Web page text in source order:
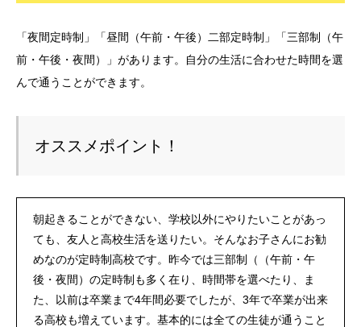
「夜間定時制」「昼間（午前・午後）二部定時制」「三部制（午
前・午後・夜間）」があります。自分の生活に合わせた時間を選
んで通うことができます。
オススメポイント！
朝起きることができない、学校以外にやりたいことがあっ
ても、友人と高校生活を送りたい。そんなお子さんにお勧
めなのが定時制高校です。昨今では三部制（（午前・午
後・夜間）の定時制も多く在り、時間帯を選べたり、ま
た、以前は卒業まで4年間必要でしたが、3年で卒業が出来
る高校も増えています。基本的には全ての生徒が通うこと